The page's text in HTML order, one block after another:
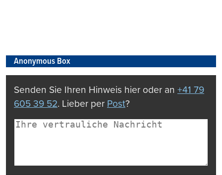
Anonymous Box
Senden Sie Ihren Hinweis hier oder an +41 79
605 39 52. Lieber per Post?